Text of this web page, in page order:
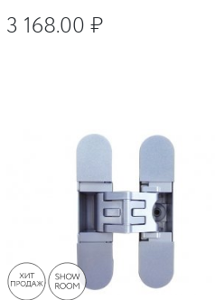
3 168.00 ₽